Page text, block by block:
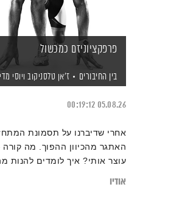
פרפקציוניזם כמכשול
בין החיבורים ז'אן טלסניקוב ויוסי
05.08.26
00:19:12
אחרי שדיברנו על תסמונת
האתגר מהכיוון ההפוך. מה
עוצר אותי? איך לומדים
אודיו